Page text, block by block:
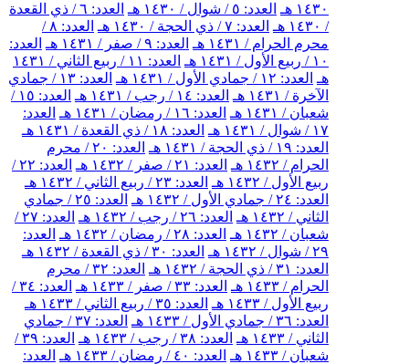
١٤٣٠ هـ
العدد: ٥ / شوال / ١٤٣٠ هـ
العدد: ٦ / ذي القعدة
/ ١٤٣٠ هـ
العدد: ٧ / ذي الحجة / ١٤٣٠ هـ
العدد: ٨ /
محرم الحرام / ١٤٣١ هـ
العدد: ٩ / صفر / ١٤٣١ هـ
العدد:
١٠ / ربيع الأول / ١٤٣١ هـ
العدد: ١١ / ربيع الثاني / ١٤٣١
هـ العدد: ١٢ / جمادي الأول / ١٤٣١ هـ
العدد: ١٣ / جمادي
الآخرة / ١٤٣١ هـ
العدد: ١٤ / رجب / ١٤٣١ هـ
العدد: ١٥ /
شعبان / ١٤٣١ هـ
العدد: ١٦ / رمضان / ١٤٣١ هـ
العدد:
١٧ / شوال / ١٤٣١ هـ
العدد: ١٨ / ذي القعدة / ١٤٣١ هـ
العدد: ١٩ / ذي الحجة / ١٤٣١ هـ
العدد: ٢٠ / محرم
الحرام / ١٤٣٢ هـ
العدد: ٢١ / صفر / ١٤٣٢ هـ
العدد: ٢٢ /
ربيع الأول / ١٤٣٢ هـ
العدد: ٢٣ / ربيع الثاني / ١٤٣٢ هـ
العدد: ٢٤ / جمادي الأول / ١٤٣٢ هـ
العدد: ٢٥ / جمادي
الثاني / ١٤٣٢ هـ
العدد: ٢٦ / رجب / ١٤٣٢ هـ
العدد: ٢٧ /
شعبان / ١٤٣٢ هـ
العدد: ٢٨ / رمضان / ١٤٣٢ هـ
العدد:
٢٩ / شوال / ١٤٣٢ هـ
العدد: ٣٠ / ذي القعدة / ١٤٣٢ هـ
العدد: ٣١ / ذي الحجة / ١٤٣٢ هـ
العدد: ٣٢ / محرم
الحرام / ١٤٣٣ هـ
العدد: ٣٣ / صفر / ١٤٣٣ هـ
العدد: ٣٤ /
ربيع الأول / ١٤٣٣ هـ
العدد: ٣٥ / ربيع الثاني / ١٤٣٣ هـ
العدد: ٣٦ / جمادي الأول / ١٤٣٣ هـ
العدد: ٣٧ / جمادي
الثاني / ١٤٣٣ هـ
العدد: ٣٨ / رجب / ١٤٣٣ هـ
العدد: ٣٩ /
شعبان / ١٤٣٣ هـ
العدد: ٤٠ / رمضان / ١٤٣٣ هـ
العدد: